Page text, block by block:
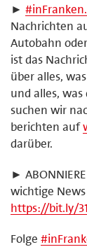
► #
Nachrichten
Autobahn
ist das
über alles,
und alles,
suchen wir
berichten auf
darüber.
►
wichtige
https://bit.ly/
Folge #